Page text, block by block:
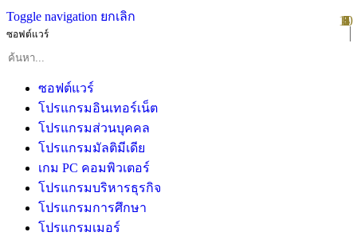
Toggle navigation ยกเลิก
ซอฟต์แวร์
ซอฟต์แวร์
โปรแกรมอินเทอร์เน็ต
โปรแกรมส่วนบุคคล
โปรแกรมมัลติมีเดีย
เกม PC คอมพิวเตอร์
โปรแกรมบริหารธุรกิจ
โปรแกรมการศึกษา
โปรแกรมเมอร์
1
2
3
4
5
6
7
8
9
10